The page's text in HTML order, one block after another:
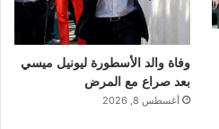
وفاة والد الأسطورة ليونيل ميسي
بعد صراع مع المرض
أغسطس 8, 2026